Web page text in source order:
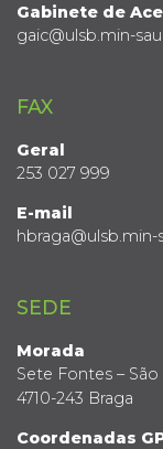
Gabinete de
gaic@ulsb.min-
FAX
Geral
253 027 999
E-mail
SEDE
Morada
Sete Fontes –
4710-243 Braga
Coordenadas